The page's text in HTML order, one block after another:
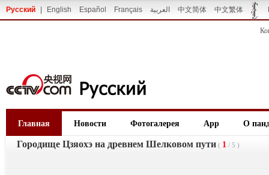
Русский English Español Français العربية 中文简体 中文繁体
Главная Новости Фотогалерея App О
Городище Цзяохэ на древнем Шелковом пути ( 1 / 5 )